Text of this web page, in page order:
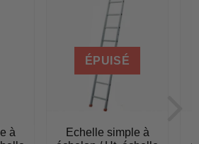
à
ÉPUISÉ
Echelle simple à